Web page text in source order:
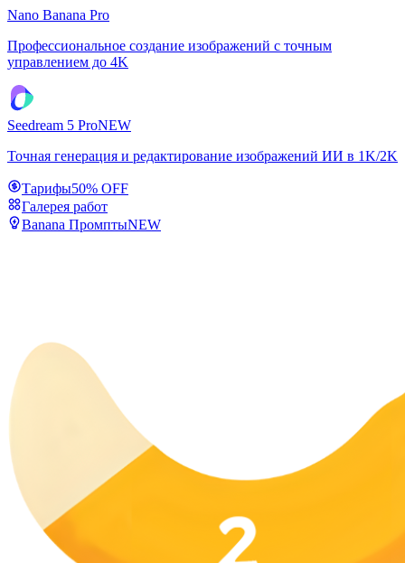
Nano Banana Pro
Профессиональное создание изображений с точным
управлением до 4K
Seedream 5 ProNEW
Точная генерация и редактирование изображений ИИ в 1K/2K
Тарифы50% OFF
Галерея работ
Banana ПромптыNEW